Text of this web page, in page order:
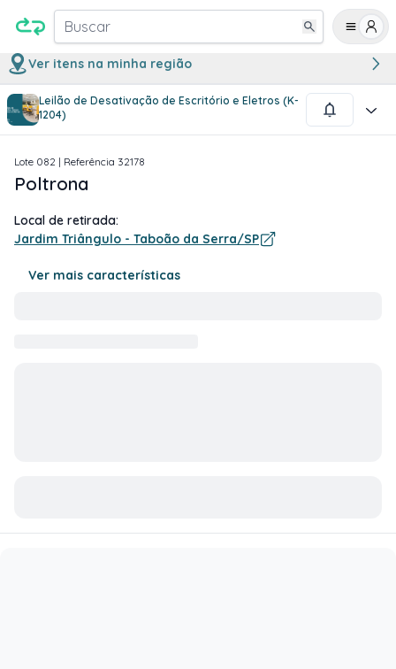
Buscar
Ver itens na minha região
Leilão de Desativação de Escritório e Eletros (K-
1204)
1/1
Lote 082 | Referência 32178
Poltrona
Local de retirada:
Jardim Triângulo - Taboão da Serra/SP
Ver mais características